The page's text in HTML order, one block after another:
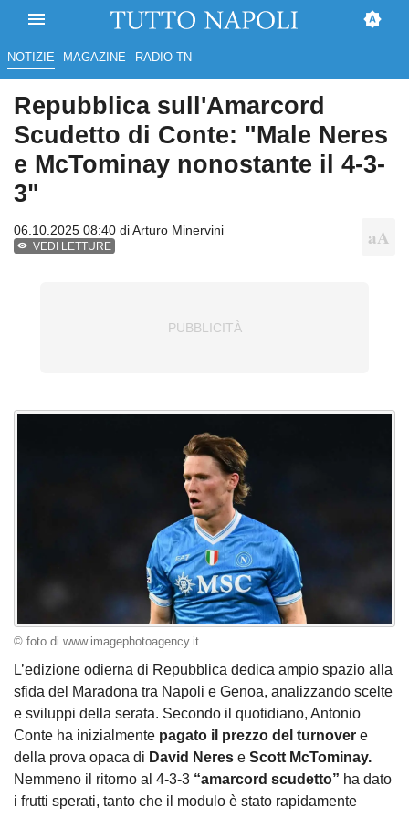
NOTIZIE MAGAZINE RADIO TN
Repubblica sull'Amarcord
Scudetto di Conte: "Male Neres
e McTominay nonostante il 4-3-
3"
06.10.2025 08:40 diArturo Minervini
VEDI LETTURE
© foto di www.imagephotoagency.it
L’edizione odierna di Repubblica dedica ampio spazio alla
sfida del Maradona tra Napoli e Genoa, analizzando scelte
e sviluppi della serata. Secondo il quotidiano, Antonio
Conte ha inizialmente pagato il prezzo del turnover e
della prova opaca di David Neres e Scott McTominay.
Nemmeno il ritorno al 4-3-3 “amarcord scudetto” ha dato
i frutti sperati, tanto che il modulo è stato rapidamente